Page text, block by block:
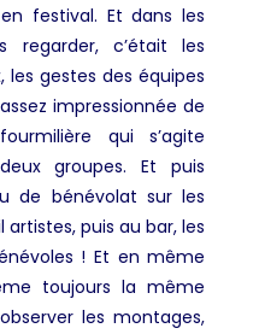
festival. Et dans les
regarder, c’était les
gestes des équipes
impressionnée de
qui s’agite
groupes. Et puis
de bénévolat sur les
puis au bar, les
! Et en même
toujours la même
les montages,